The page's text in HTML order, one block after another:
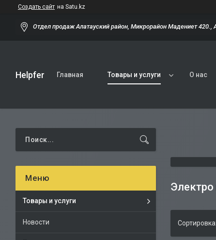
Создать сайт на Satu.kz
Отдел продаж Алатауский район, Микрорайон Мадениет 420.,
Helpfer Главная Товары и услуги О нас
Электро
Товары и услуги
Новости